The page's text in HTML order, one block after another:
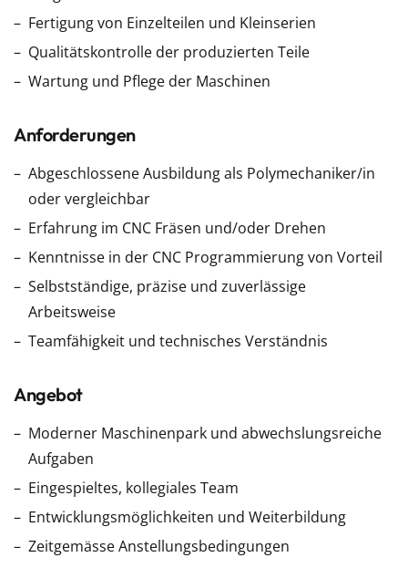
Fertigung von Einzelteilen und Kleinserien
Qualitätskontrolle der produzierten Teile
Wartung und Pflege der Maschinen
Anforderungen
Abgeschlossene Ausbildung als Polymechaniker/in
oder vergleichbar
Erfahrung im CNC Fräsen und/oder Drehen
Kenntnisse in der CNC Programmierung von Vorteil
Selbstständige, präzise und zuverlässige
Arbeitsweise
Teamfähigkeit und technisches Verständnis
Angebot
Moderner Maschinenpark und abwechslungsreiche
Aufgaben
Eingespieltes, kollegiales Team
Entwicklungsmöglichkeiten und Weiterbildung
Zeitgemässe Anstellungsbedingungen